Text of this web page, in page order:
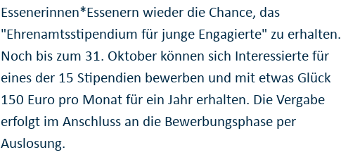
Essenerinnen*Essenern wieder die Chance, das
"Ehrenamtsstipendium für junge Engagierte" zu erhalten.
Noch bis zum 31. Oktober können sich Interessierte für
eines der 15 Stipendien bewerben und mit etwas Glück
150 Euro pro Monat für ein Jahr erhalten. Die Vergabe
erfolgt im Anschluss an die Bewerbungsphase per
Auslosung.